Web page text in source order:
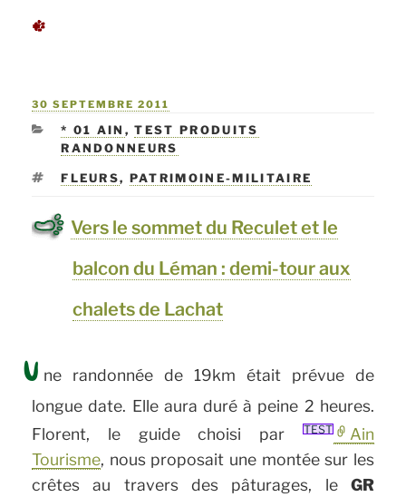
la
Valserine »
PUBLIÉ
30 SEPTEMBRE 2011
CATÉGORIES
* 01 AIN ,TEST PRODUITS
RANDONNEURS
ÉTIQUETTES
FLEURS, PATRIMOINE-MILITAIRE
Vers le sommet du Reculet et le
balcon du Léman : demi-tour aux
chalets de Lachat
U ne randonnée de 19km était prévue de
longue date. Elle aura duré à peine 2 heures.
Florent, le guide choisi par
TEST
Ain
Tourisme, nous proposait une montée sur les
crêtes au travers des pâturages, le GR